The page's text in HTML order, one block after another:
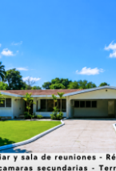
CasasInversiones Lotes
residenciales